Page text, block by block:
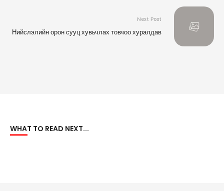
Next Post
Нийслэлийн орон сууц хувьчлах товчоо хуралдав
WHAT TO READ NEXT...